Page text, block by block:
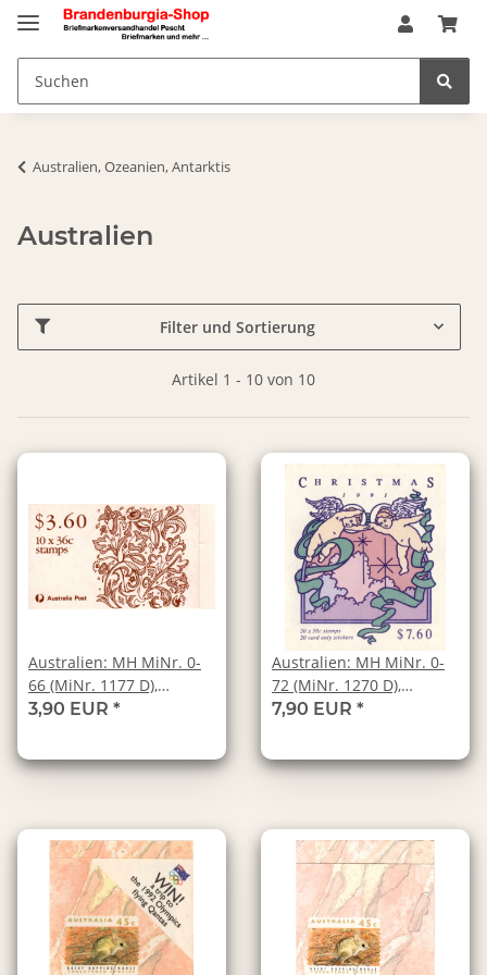
Australien, Ozeanien, Antarktis
Australien
Filter und Sortierung
Artikel 1 - 10 von 10
Australien: MH MiNr. 0-
66 (MiNr. 1177 D),
01.11.1989,
3,90 EUR *
Australien: MH MiNr. 0-
72 (MiNr. 1270 D),
01.11.1991,
7,90 EUR *